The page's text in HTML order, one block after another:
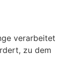
verarbeitet
zu dem